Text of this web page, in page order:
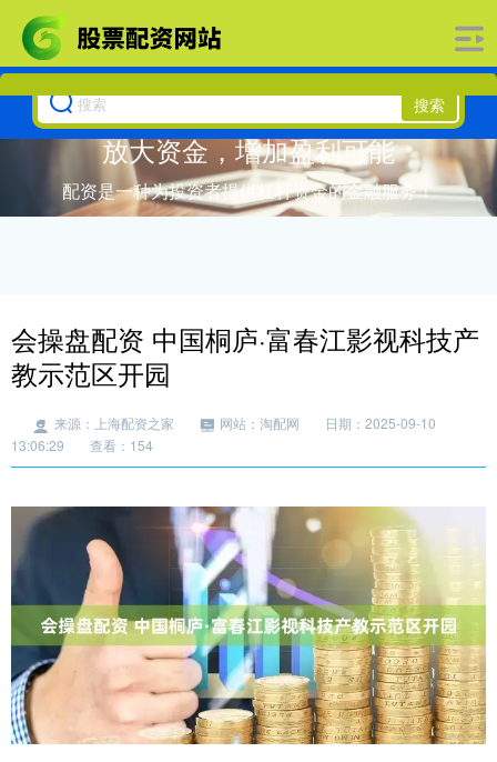
搜索
放大资金，增加盈利可能
配资是一种为投资者提供杠杆资金的金融服务！
会操盘配资 中国桐庐·富春江影视科技产
教示范区开园
来源：上海配资之家 网站：淘配网
日期：2025-09-10
13:06:29
查看：154